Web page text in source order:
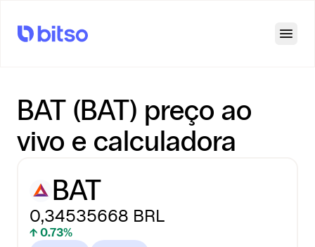
BAT (BAT) preço ao
vivo e calculadora
BAT
0,34535668 BRL
↑ 0.73%